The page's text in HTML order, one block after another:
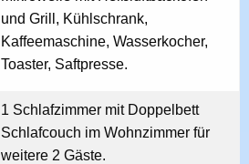
und Grill, Kühlschrank,
Kaffeemaschine, Wasserkocher,
Toaster, Saftpresse.
1 Schlafzimmer mit Doppelbett
Schlafcouch im Wohnzimmer für
weitere 2 Gäste.